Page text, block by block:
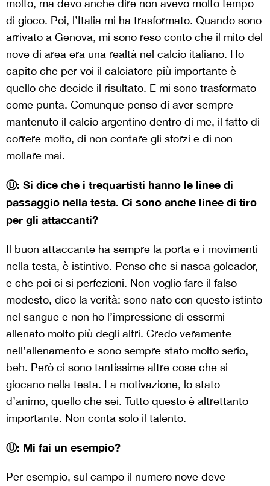
molto, ma devo anche dire non avevo molto tempo
di gioco. Poi, l’Italia mi ha trasformato. Quando sono
arrivato a Genova, mi sono reso conto che il mito del
nove di area era una realtà nel calcio italiano. Ho
capito che per voi il calciatore più importante è
quello che decide il risultato. E mi sono trasformato
come punta. Comunque penso di aver sempre
mantenuto il calcio argentino dentro di me, il fatto di
correre molto, di non contare gli sforzi e di non
mollare mai.
Ⓤ: Si dice che i trequartisti hanno le linee di
passaggio nella testa. Ci sono anche linee di tiro
per gli attaccanti?
Il buon attaccante ha sempre la porta e i movimenti
nella testa, è istintivo. Penso che si nasca goleador,
e che poi ci si perfezioni. Non voglio fare il falso
modesto, dico la verità: sono nato con questo istinto
nel sangue e non ho l’impressione di essermi
allenato molto più degli altri. Credo veramente
nell’allenamento e sono sempre stato molto serio,
beh. Però ci sono tantissime altre cose che si
giocano nella testa. La motivazione, lo stato
d’animo, quello che sei. Tutto questo è altrettanto
importante. Non conta solo il talento.
Ⓤ: Mi fai un esempio?
Per esempio, sul campo il numero nove deve